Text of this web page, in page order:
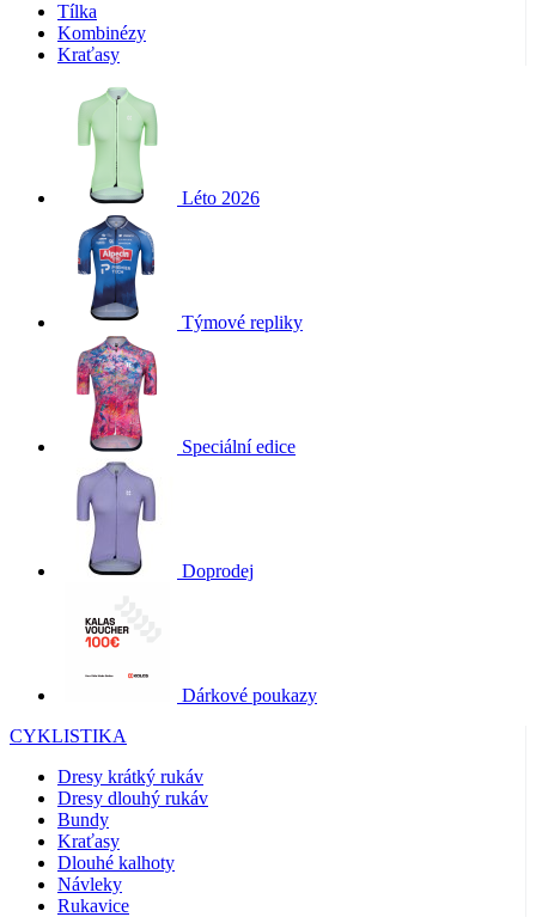
Tílka
Kombinézy
Kraťasy
Léto 2026
Týmové repliky
Speciální edice
Doprodej
Dárkové poukazy
CYKLISTIKA
Dresy krátký rukáv
Dresy dlouhý rukáv
Bundy
Kraťasy
Dlouhé kalhoty
Návleky
Rukavice